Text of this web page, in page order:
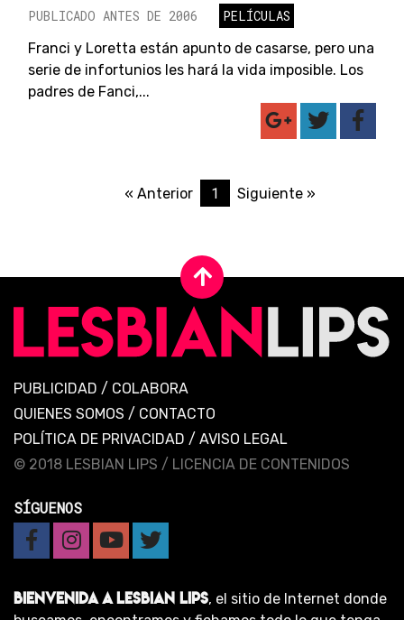
PUBLICADO ANTES DE 2006
PELÍCULAS
Franci y Loretta están apunto de casarse, pero una
serie de infortunios les hará la vida imposible. Los
padres de Fanci,...
« Anterior 1 Siguiente »
PUBLICIDAD / COLABORA
QUIENES SOMOS / CONTACTO
POLÍTICA DE PRIVACIDAD / AVISO LEGAL
© 2018 LESBIAN LIPS / LICENCIA DE CONTENIDOS
SÍGUENOS
BIENVENIDA A LESBIAN LIPS, el sitio de Internet donde